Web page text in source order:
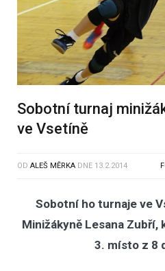
Sobotní turnaj
ve Vsetíně
OD ALEŠ MĚRKA DNE 13.2.2014
Sobotní ho turnaje ve
Minižákyně Lesana
3. místo z 8